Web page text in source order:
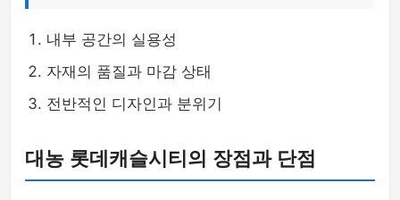
내부 공간의 실용성
자재의 품질과 마감 상태
전반적인 디자인과 분위기
대농 롯데캐슬시티의 장점과 단점